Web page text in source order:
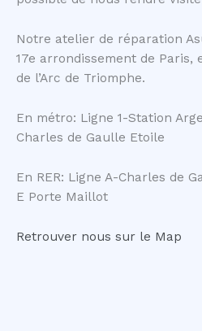
Notre atelier de réparation
17e arrondissement de
de l’Arc de Triomphe.
En métro: Ligne 1-Station
Charles de Gaulle Etoile
En RER: Ligne A-Charles de
E Porte Maillot
Retrouver nous sur le Map